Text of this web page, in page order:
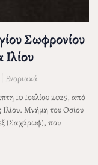
Σωφρονίου
Ενοριακά
10 Ιουλίου 2025, από
Μνήμη του Οσίου
(Σαχάρωφ), που